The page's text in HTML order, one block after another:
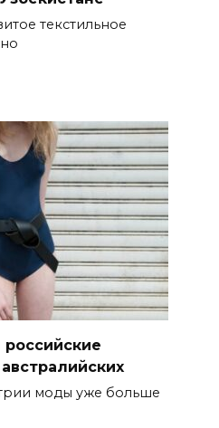
текстильное
моды уже больше